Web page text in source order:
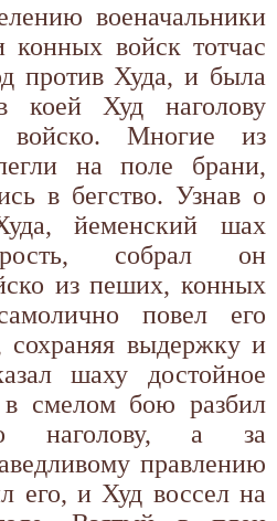
военачальники
войск тотчас
против Худа, и была
коей Худ наголову
войско. Многие из
на поле брани,
в бегство. Узнав о
йеменский шах
собрал он
из пеших, конных
повел его
сохраняя выдержку и
шаху достойное
в смелом бою разбил
наголову, а за
правлению
его, и Худ воссел на